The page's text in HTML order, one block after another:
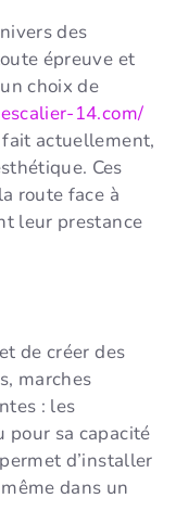
des
épreuve et
choix de
14.com/
actuellement,
Ces
route face à
leur prestance
de créer des
marches
: les
pour sa capacité
d’installer
dans un